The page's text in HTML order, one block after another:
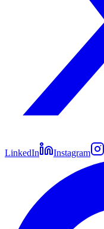
LinkedIn Instagram